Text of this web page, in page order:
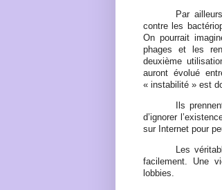
Par
contre les
On pourrait
phages et les
deuxième
auront évolué
« instabilité » est
Ils
d’ignorer
sur Internet pour
Les
facilement. Une
lobbies.